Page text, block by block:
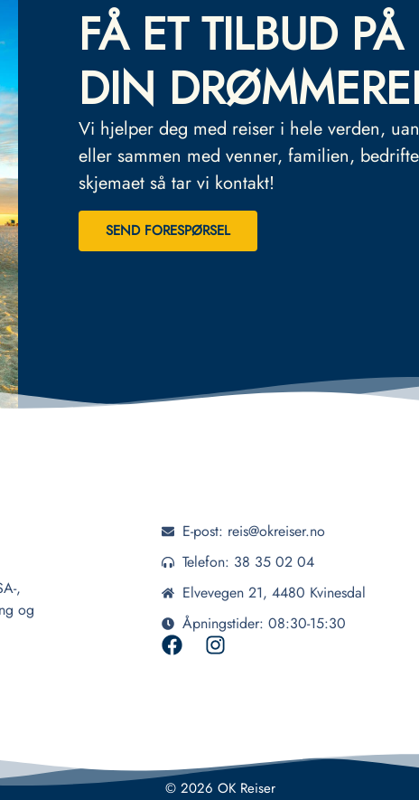
FÅ ET TILBUD PÅ
DIN
Vi hjelper deg med reiser i hele verden,
eller sammen med venner, familien,
skjemaet så tar vi kontakt!
SEND FORESPØRSEL
,
og
E-post: reis@okreiser.no
Telefon: 38 35 02 04
Elvevegen 21, 4480 Kvinesdal
Åpningstider: 08:30-15:30
© 2026 OK Reiser